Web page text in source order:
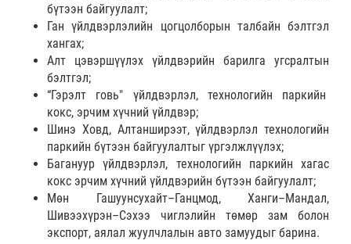
бүтээн байгуулалт;
Ган үйлдвэрлэлийн цогцолборын талбайн бэлтгэл
хангах;
Алт цэвэршүүлэх үйлдвэрийн барилга угсралтын
бэлтгэл;
“Гэрэлт говь" үйлдвэрлэл, технологийн паркийн
кокс, эрчим хүчний үйлдвэр;
Шинэ Ховд, Алтанширээт, үйлдвэрлэл технологийн
паркийн бүтээн байгуулалтыг үргэлжлүүлэх;
Багануур үйлдвэрлэл, технологийн паркийн хагас
кокс эрчим хүчний үйлдвэрийн бүтээн байгуулалт;
Мөн Гашуунсухайт–Ганцмод, Ханги–Мандал,
Шивээхүрэн–Сэхээ чиглэлийн төмөр зам болон
экспорт, аялал жуулчлалын авто замуудыг барина.